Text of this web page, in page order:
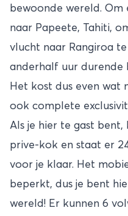
bewoonde wereld.
naar Papeete, Tahiti,
vlucht naar Rangiroa
anderhalf uur durende
Het kost dus even wat
ook complete
Als je hier te gast bent,
prive-kok en staat er
voor je klaar. Het
beperkt, dus je bent
wereld! Er kunnen 6